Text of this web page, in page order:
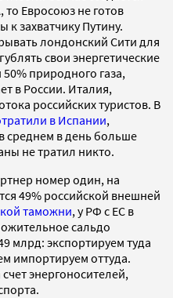
Евросоюз не готов
захватчику Путину.
лондонский Сити для
свои энергетические
природного газа,
в России. Италия,
российских туристов. В
в Испании,
среднем в день больше
не тратил никто.
номер один, на
49% российской внешней
таможни, у РФ с ЕС в
сальдо
млрд: экспортируем туда
импортируем оттуда.
энергоносителей,